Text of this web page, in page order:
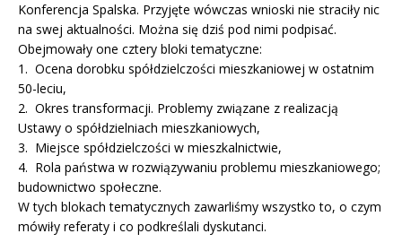
Konferencja Spalska. Przyjęte wówczas wnioski nie straciły nic
na swej aktualności. Można się dziś pod nimi podpisać.
Obejmowały one cztery bloki tematyczne:
1. Ocena dorobku spółdzielczości mieszkaniowej w ostatnim
50-leciu,
2. Okres transformacji. Problemy związane z realizacją
Ustawy o spółdzielniach mieszkaniowych,
3. Miejsce spółdzielczości w mieszkalnictwie,
4. Rola państwa w rozwiązywaniu problemu mieszkaniowego;
budownictwo społeczne.
W tych blokach tematycznych zawarliśmy wszystko to, o czym
mówiły referaty i co podkreślali dyskutanci.